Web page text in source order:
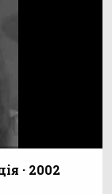
· 2002